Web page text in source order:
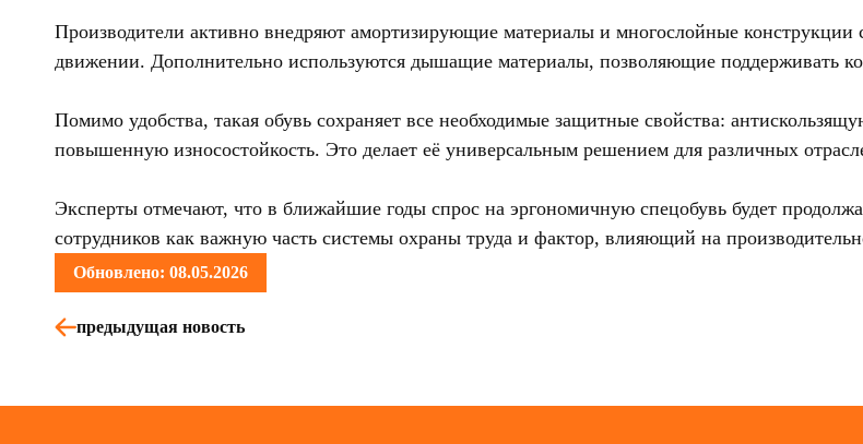
Производители активно внедряют амортизирующие материалы и многослойные
движении. Дополнительно используются дышащие материалы, позволяющие поддерживать
Помимо удобства, такая обувь сохраняет все необходимые защитные свойства:
повышенную износостойкость. Это делает её универсальным решением для различных
Эксперты отмечают, что в ближайшие годы спрос на эргономичную спецобувь будет
сотрудников как важную часть системы охраны труда и фактор, влияющий на
Обновлено: 08.05.2026
предыдущая новость